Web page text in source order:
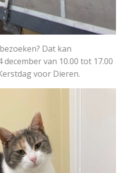
Dat kan
van 10.00 tot 17.00
voor Dieren.